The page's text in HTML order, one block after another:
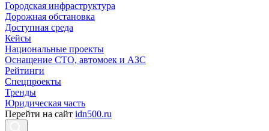
Городская инфраструктура
Дорожная обстановка
Доступная среда
Кейсы
Национальные проекты
Оснащение СТО, автомоек и АЗС
Рейтинги
Спецпроекты
Тренды
Юридическая часть
Перейти на сайт idn500.ru